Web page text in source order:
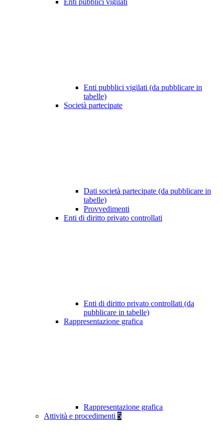
Enti pubblici vigilati
Enti pubblici vigilati (da pubblicare in
tabelle)
Società partecipate
Dati società partecipate (da pubblicare in
tabelle)
Provvedimenti
Enti di diritto privato controllati
Enti di diritto privato controllati (da
pubblicare in tabelle)
Rappresentazione grafica
Rappresentazione grafica
Attività e procedimenti 5